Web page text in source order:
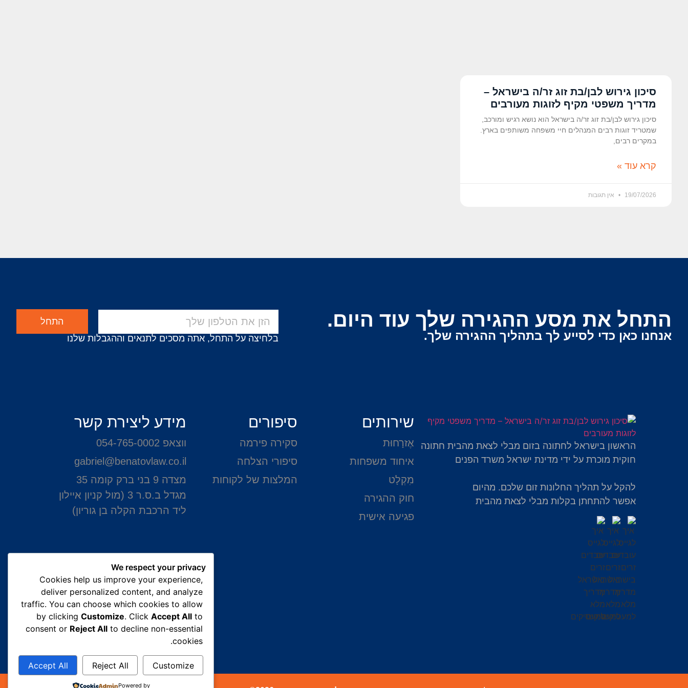
סיכון גירוש לבן/בת זוג זר/ה בישראל –
מדריך משפטי מקיף לזוגות מעורבים
סיכון גירוש לבן/בת זוג זר/ה בישראל הוא נושא רגיש ומורכב,
שמטריד זוגות רבים המנהלים חיי משפחה משותפים בארץ.
במקרים רבים,
קרא עוד »
19/07/2026 אין תגובות
התחל את מסע ההגירה שלך עוד היום.
אנחנו כאן כדי לסייע לך בתהליך ההגירה שלך.
התחל
בלחיצה על התחל, אתה מסכים לתנאים וההגבלות שלנו
הראשון בישראל לחתונה בזום מבלי לצאת מהבית חתונה
חוקית מוכרת על ידי מדינת ישראל משרד הפנים
להקל על תהליך החלונות זום שלכם. מהיום
אפשר להתחתן בקלות מבלי לצאת מהבית
שירותים
אֶזרָחוּת
איחוד משפחות
מִקְלָט
חוק ההגירה
פגיעה אישית
סיפורים
סקירה פירמה
סיפורי הצלחה
המלצות של לקוחות
מידע ליצירת קשר
ווצאפ 054-765-0002
gabriel@benatovlaw.co.il
מצדה 9 בני ברק קומה 35
מגדל ב.ס.ר 3 (מול קניון איילון
ליד הרכבת הקלה בן גוריון)
We respect your privacy
Cookies help us improve your experience,
deliver personalized content, and analyze
traffic. You can choose which cookies to allow
by clickingCustomize. ClickAccept All to
consent or Reject All to decline non-essential
cookies.
Customize
Reject All
Accept All
Powered by